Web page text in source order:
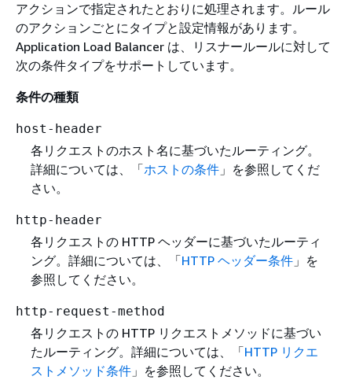
アクションで指定されたとおりに処理されます。ルール
のアクションごとにタイプと設定情報があります。
Application Load Balancer は、リスナールールに対して
次の条件タイプをサポートしています。
条件の種類
host-header
各リクエストのホスト名に基づいたルーティング。
詳細については、「ホストの条件」を参照してくだ
さい。
http-header
各リクエストの HTTP ヘッダーに基づいたルーティ
ング。詳細については、「HTTP ヘッダー条件」を
参照してください。
http-request-method
各リクエストの HTTP リクエストメソッドに基づい
たルーティング。詳細については、「HTTP リクエ
ストメソッド条件」を参照してください。